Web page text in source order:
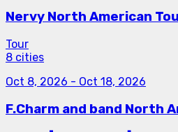
Nervy North American
Tour
8 cities
Oct 8, 2026 - Oct 18, 2026
F.Charm and band North